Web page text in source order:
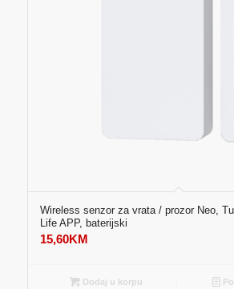
Wireless senzor za vrata / prozor Neo,
Life APP, baterijski
15,60KM
Dodaj u korpu